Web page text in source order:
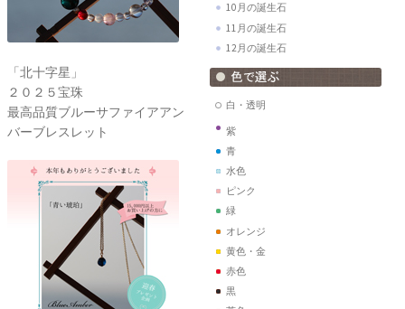
「北十字星」
２０２５宝珠
最高品質ブルーサファイアアン
バーブレスレット
10月の誕生石
11月の誕生石
12月の誕生石
白・透明
紫
青
水色
ピンク
緑
オレンジ
黄色・金
赤色
黒